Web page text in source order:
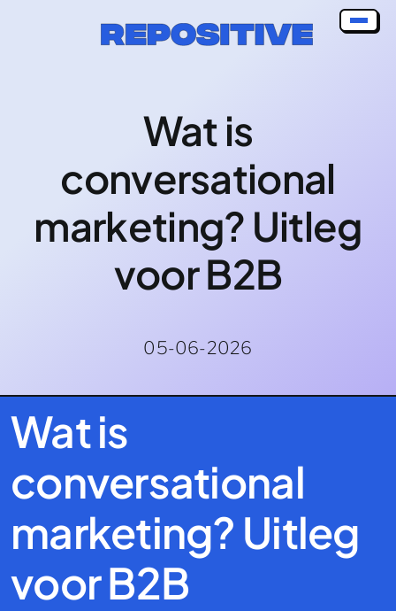
Wat is
conversational
marketing? Uitleg
voor B2B
05-06-2026
Wat is
conversational
marketing? Uitleg
voor B2B